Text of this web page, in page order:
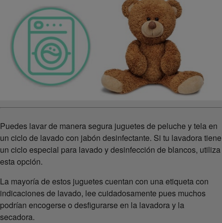
Puedes lavar de manera segura juguetes de peluche y tela en
un ciclo de lavado con jabón desinfectante. Si tu lavadora tiene
un ciclo especial para lavado y desinfección de blancos, utiliza
esta opción.
La mayoría de estos juguetes cuentan con una etiqueta con
indicaciones de lavado, lee cuidadosamente pues muchos
podrían encogerse o desfigurarse en la lavadora y la
secadora.